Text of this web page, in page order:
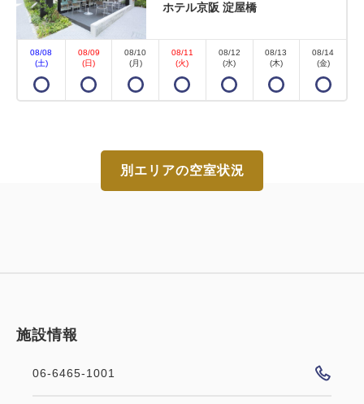
ホテル京阪 淀屋橋
08/08
(土)
08/09
(日)
08/10
(月)
08/11
(火)
08/12
(水)
08/13
(木)
08/14
(金)
別エリアの空室状況
施設情報
06-6465-1001